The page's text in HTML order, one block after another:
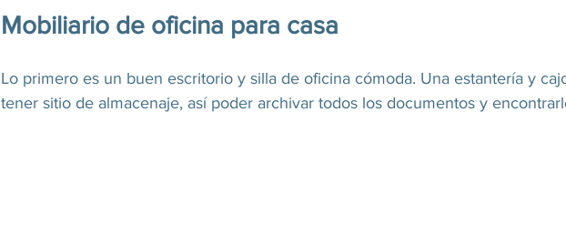
Mobiliario de oficina para casa
Lo primero es un buen escritorio y silla de oficina cómoda. Una estantería y
tener sitio de almacenaje, así poder archivar todos los documentos y